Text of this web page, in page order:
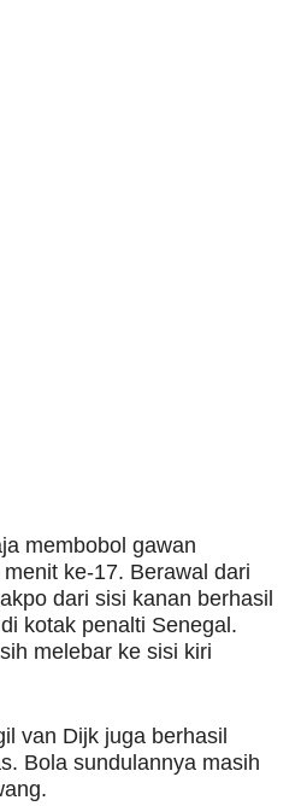
membobol gawan
ke-17. Berawal dari
dari sisi kanan berhasil
kotak penalti Senegal.
melebar ke sisi kiri
van Dijk juga berhasil
Bola sundulannya masih